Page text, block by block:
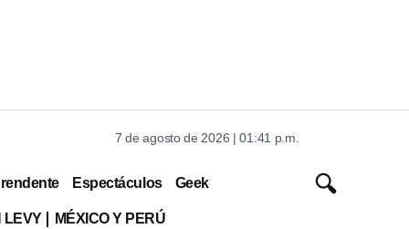
7 de agosto de 2026 | 01:41 p.m.
Espectáculos Geek
LEVY MÉXICO Y PERÚ